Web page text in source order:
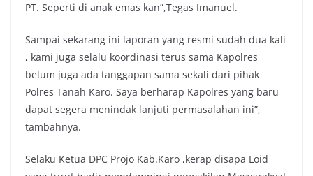
PT. Seperti di anak emas kan”,Tegas Imanuel.
Sampai sekarang ini laporan yang resmi sudah dua kali
, kami juga selalu koordinasi terus sama Kapolres
belum juga ada tanggapan sama sekali dari pihak
Polres Tanah Karo. Saya berharap Kapolres yang baru
dapat segera menindak lanjuti permasalahan ini”,
tambahnya.
Selaku Ketua DPC Projo Kab.Karo ,kerap disapa Loid